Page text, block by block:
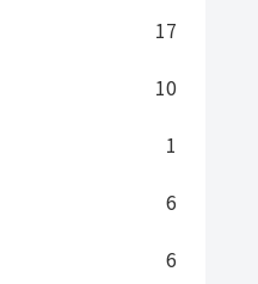
17
10
1
6
6